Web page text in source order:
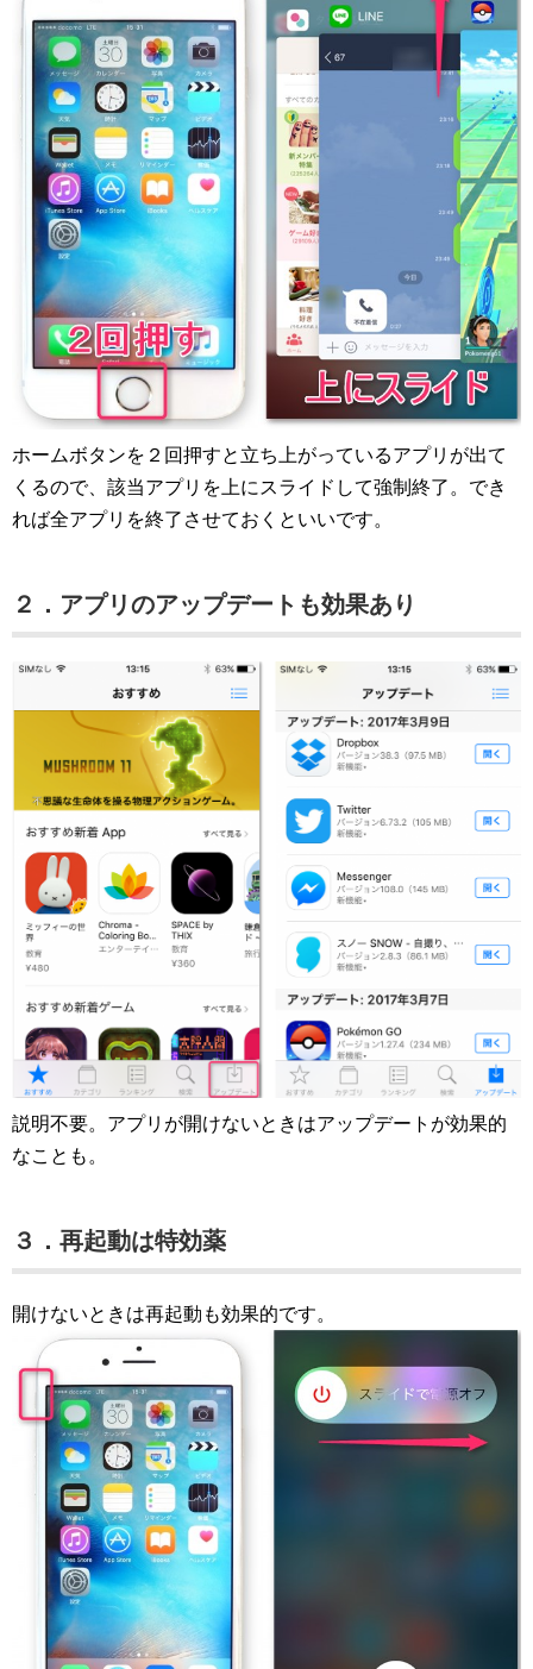
ホームボタンを２回押すと立ち上がっているアプリが出て
くるので、該当アプリを上にスライドして強制終了。でき
れば全アプリを終了させておくといいです。
２．アプリのアップデートも効果あり
説明不要。アプリが開けないときはアップデートが効果的
なことも。
３．再起動は特効薬
開けないときは再起動も効果的です。